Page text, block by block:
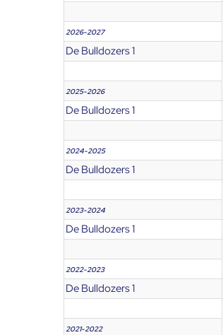
2026-2027
De Bulldozers 1
2025-2026
De Bulldozers 1
2024-2025
De Bulldozers 1
2023-2024
De Bulldozers 1
2022-2023
De Bulldozers 1
2021-2022